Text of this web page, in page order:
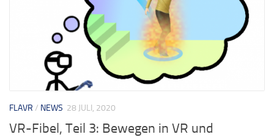
FLAVR / NEWS 28 JULI, 2020
VR-Fibel, Teil 3: Bewegen in VR und